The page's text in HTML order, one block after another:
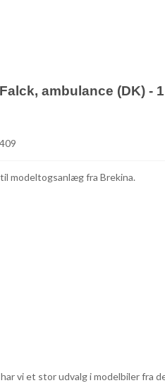
ambulance (DK) -
modeltogsanlæg fra Brekina.
vi et stor udvalg i modelbiler fra